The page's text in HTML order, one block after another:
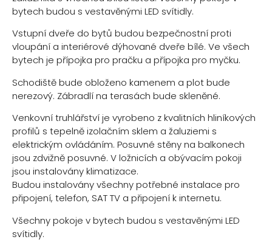
bytech budou s vestavěnými LED svítidly.
Vstupní dveře do bytů budou bezpečnostní proti
vloupání a interiérové dýhované dveře bílé. Ve všech
bytech je přípojka pro pračku a přípojka pro myčku.
Schodiště bude obloženo kamenem a plot bude
nerezový. Zábradlí na terasách bude skleněné.
Venkovní truhlářství je vyrobeno z kvalitních hliníkových
profilů s tepelně izolačním sklem a žaluziemi s
elektrickým ovládáním. Posuvné stěny na balkonech
jsou zdvižně posuvné. V ložnicích a obývacím pokoji
jsou instalovány klimatizace.
Budou instalovány všechny potřebné instalace pro
připojení, telefon, SAT TV a připojení k internetu.
Všechny pokoje v bytech budou s vestavěnými LED
svítidly.